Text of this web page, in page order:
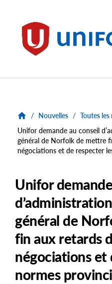
Unifor
/ Nouvelles / Toutes
Unifor demande au conseil
général de Norfolk de mettre
négociations et de respecter
Unifor
général de
fin aux retards
négociations et
normes